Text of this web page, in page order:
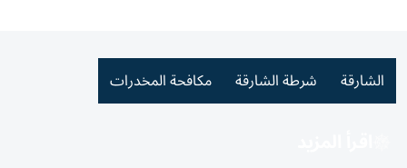
الشارقة شرطة الشارقة مكافحة المخدرات